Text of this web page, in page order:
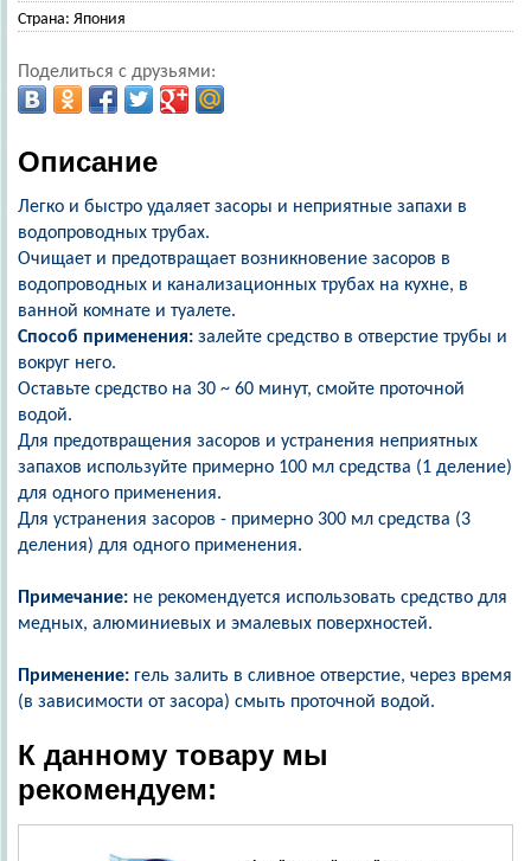
Страна: Япония
Поделиться с друзьями:
Описание
Легко и быстро удаляет засоры и неприятные запахи в
водопроводных трубах.
Очищает и предотвращает возникновение засоров в
водопроводных и канализационных трубах на кухне, в
ванной комнате и туалете.
Способ применения: залейте средство в отверстие трубы и
вокруг него.
Оставьте средство на 30 ~ 60 минут, смойте проточной
водой.
Для предотвращения засоров и устранения неприятных
запахов используйте примерно 100 мл средства (1 деление)
для одного применения.
Для устранения засоров - примерно 300 мл средства (3
деления) для одного применения.
Примечание: не рекомендуется использовать средство для
медных, алюминиевых и эмалевых поверхностей.
Применение: гель залить в сливное отверстие, через время
(в зависимости от засора) смыть проточной водой.
К данному товару мы
рекомендуем: